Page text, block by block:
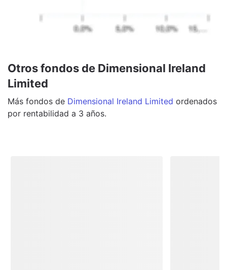
Otros fondos de Dimensional Ireland
Limited
Más fondos de Dimensional Ireland Limited ordenados
por rentabilidad a 3 años.